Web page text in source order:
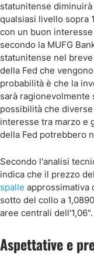
statunitense
qualsiasi livello sopra
con un buon
secondo la MUFG
statunitense nel
della Fed che
probabilità è che la
sarà ragionevolmente
possibilità che
interesse tra marzo e
della Fed potrebbero
Secondo l'analisi
indica che il prezzo
spalle approssimativa
sotto del collo a
aree centrali dell'1,06".
Aspettative e